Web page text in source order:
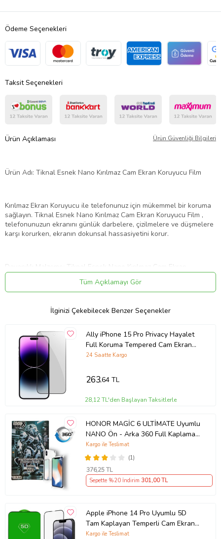
Ödeme Seçenekleri
Taksit Seçenekleri
Ürün Açıklaması Ürün Güvenliği Bilgileri
Ürün Adı: Tiknal Esnek Nano Kırılmaz Cam Ekran Koruyucu Film
Kırılmaz Ekran Koruyucu ile telefonunuz için mükemmel bir koruma
sağlayın. Tiknal Esnek Nano Kırılmaz Cam Ekran Koruyucu Film ,
telefonunuzun ekranını günlük darbelere, çizilmelere ve düşmelere
karşı korurken, ekranın dokunsal hassasiyetini korur.
Dayanıklı Malzeme: Tiknal Esnek Nano Kırılmaz Cam Ekran
Koruyucu Film , son teknoloji ile üretilmiştir. Bu özel malzeme,
ekranınızı her türlü darbeye karşı korur ve çizilmez bir yüzey sunar.
telefonunuzun köşelerine gelen darbelerden bile ekranınız
güvende olur.
Yüksek Şeffaflık:Tiknal Esnek Nano Kırılmaz Cam Ekran Koruyucu
Film , yüksek şeffaflık özelliği sayesinde ekranınızın netliğini ve renk
doğruluğunu korur. Ekranın arkasındaki güzellikleri her zaman
Kolay Kurulum: Tiknal Esnek Nano Kırılmaz Cam Ekran Koruyucu
Film , kolay kurulum için özel olarak tasarlanmıştır. Ekranınızı
temizledikten sonra, koruyucuyu hızlıca ve düzgün bir şekilde
yerleştirebilirsiniz.
Film modeline uyumludur, mükemmel koruma sağlar.
Tüm Açıklamayı Gör
İlginizi Çekebilecek Benzer Seçenekler
Ally iPhone 15 Pro Privacy Hayalet
Full Koruma Tempered Cam Ekran
Koruyucu (Siyah)
24 Saatte Kargo
263,64 TL
28,12 TL'den Başlayan Taksitlerle
HONOR MAGİC 6 ULTİMATE Uyumlu
NANO Ön - Arka 360 Full Kaplama
Hd Ekran Koruyucu Darbe Emici -
MAXXPRO
(1)
Kargo ile Teslimat
376,25 TL
Sepette %20 İndirim 301,00 TL
Apple iPhone 14 Pro Uyumlu 5D
Tam Kaplayan Temperli Cam Ekran
Koruyucu
Kargo ile Teslimat